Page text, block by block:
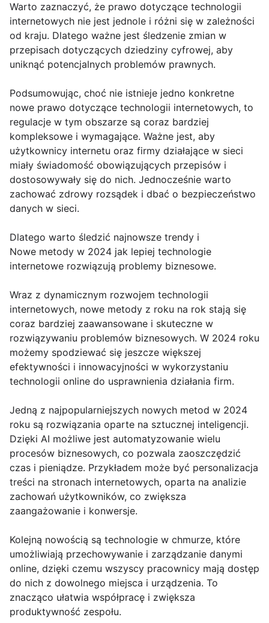
Warto zaznaczyć, że prawo dotyczące technologii
internetowych nie jest jednole i różni się w zależności
od kraju. Dlatego ważne jest śledzenie zmian w
przepisach dotyczących dziedziny cyfrowej, aby
uniknąć potencjalnych problemów prawnych.
Podsumowując, choć nie istnieje jedno konkretne
nowe prawo dotyczące technologii internetowych, to
regulacje w tym obszarze są coraz bardziej
kompleksowe i wymagające. Ważne jest, aby
użytkownicy internetu oraz firmy działające w sieci
miały świadomość obowiązujących przepisów i
dostosowywały się do nich. Jednocześnie warto
zachować zdrowy rozsądek i dbać o bezpieczeństwo
danych w sieci.
Dlatego warto śledzić najnowsze trendy i
Nowe metody w 2024 jak lepiej technologie
internetowe rozwiązują problemy biznesowe.
Wraz z dynamicznym rozwojem technologii
internetowych, nowe metody z roku na rok stają się
coraz bardziej zaawansowane i skuteczne w
rozwiązywaniu problemów biznesowych. W 2024 roku
możemy spodziewać się jeszcze większej
efektywności i innowacyjności w wykorzystaniu
technologii online do usprawnienia działania firm.
Jedną z najpopularniejszych nowych metod w 2024
roku są rozwiązania oparte na sztucznej inteligencji.
Dzięki AI możliwe jest automatyzowanie wielu
procesów biznesowych, co pozwala zaoszczędzić
czas i pieniądze. Przykładem może być personalizacja
treści na stronach internetowych, oparta na analizie
zachowań użytkowników, co zwiększa
zaangażowanie i konwersje.
Kolejną nowością są technologie w chmurze, które
umożliwiają przechowywanie i zarządzanie danymi
online, dzięki czemu wszyscy pracownicy mają dostęp
do nich z dowolnego miejsca i urządzenia. To
znacząco ułatwia współpracę i zwiększa
produktywność zespołu.